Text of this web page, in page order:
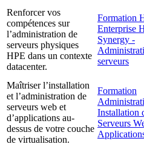
Renforcer vos
compétences sur
l’administration de
serveurs physiques
HPE dans un contexte
datacenter.
Formation
Enterprise
Synergy -
serveurs
Maîtriser l’installation
et l’administration de
serveurs web et
d’applications au-
dessus de votre couche
de virtualisation.
Formation
Installation
Serveurs